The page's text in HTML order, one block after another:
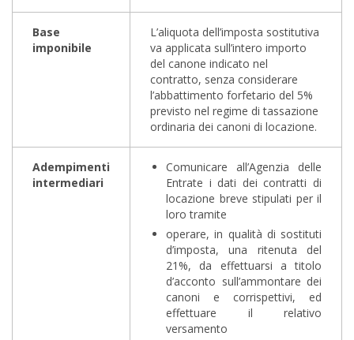
Base
imponibile
L’aliquota dell’imposta sostitutiva
va applicata sull’intero importo
del canone indicato nel
contratto, senza considerare
l’abbattimento forfetario del 5%
previsto nel regime di tassazione
ordinaria dei canoni di locazione.
Adempimenti
intermediari
Comunicare all’Agenzia delle
Entrate i dati dei contratti di
locazione breve stipulati per il
loro tramite
operare, in qualità di sostituti
d’imposta, una ritenuta del
21%, da effettuarsi a titolo
d’acconto sull’ammontare dei
canoni e corrispettivi, ed
effettuare il relativo
versamento